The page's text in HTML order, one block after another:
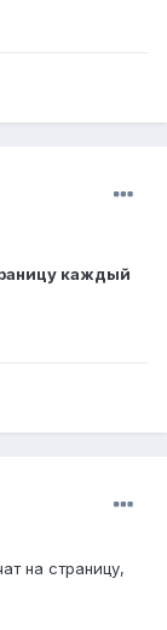
каждый
на страницу,